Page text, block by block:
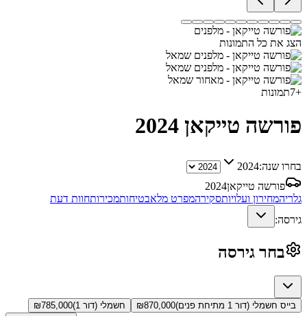
הצג את כל התמונות
+
7תמונות
פורשה טייקאן 2024
בחרו שנה:2024
פורשה טייקאן2024
גלריהמחירון ועלויותסקירהמפרט מלאבטיחותמכירותחוות דעת
גירסה:
בחר גירסה
בייס חשמלי (דור 1 מתיחת פנים) ₪870,000 חשמלי (דור 1) ₪785,000